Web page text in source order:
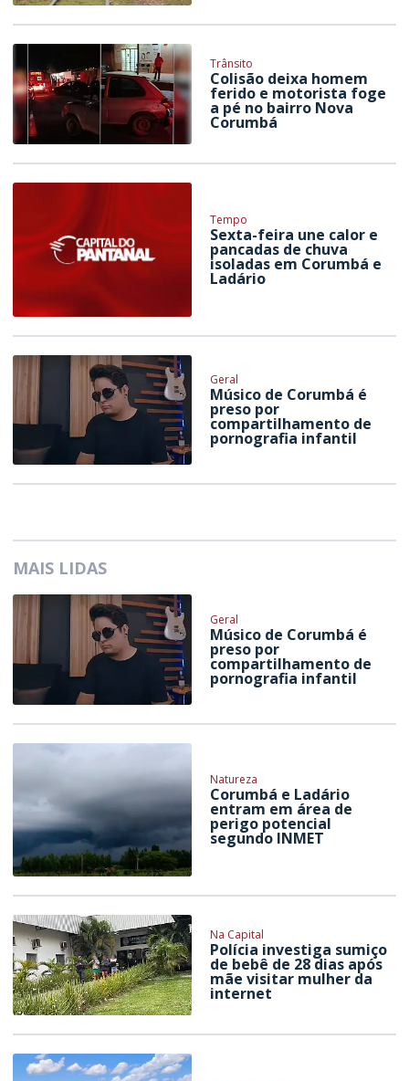
Trânsito
Colisão deixa homem
ferido e motorista foge
a pé no bairro Nova
Corumbá
Tempo
Sexta-feira une calor e
pancadas de chuva
isoladas em Corumbá e
Ladário
Geral
Músico de Corumbá é
preso por
compartilhamento de
pornografia infantil
MAIS LIDAS
Geral
Músico de Corumbá é
preso por
compartilhamento de
pornografia infantil
Natureza
Corumbá e Ladário
entram em área de
perigo potencial
segundo INMET
Na Capital
Polícia investiga sumiço
de bebê de 28 dias após
mãe visitar mulher da
internet